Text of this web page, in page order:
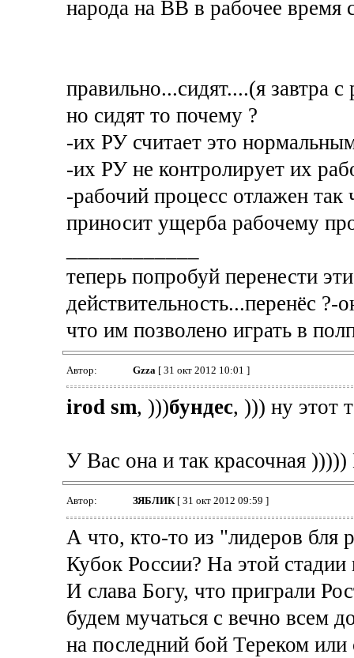
народа на ВВ в рабочее время
правильно...сидят....(я завтра
но сидят то почему ?
-их РУ считает это
-их РУ не контролирует их
-рабочий процесс отлажен
приносит ущерба рабочему
теперь попробуй перенести
действительность...перенёс ?-
что им позволено играть в
Автор: Gzza [ 31 окт 2012 10:01 ]
irod sm, )))бундес, ))) ну этот
У Вас она и так красочная
Автор: ЗЯБЛИК[ 31 окт 2012 09:59 ]
А что, кто-то из "лидеров бля
Кубок России? На этой
И слава Богу, что приграли
будем мучаться с вечно всем
на последний бой Тереком